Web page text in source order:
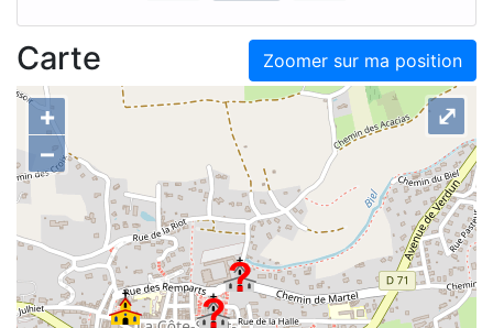
Zoomer sur ma position
Carte
+
–
⤢